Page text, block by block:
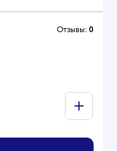
Отзывы: 0